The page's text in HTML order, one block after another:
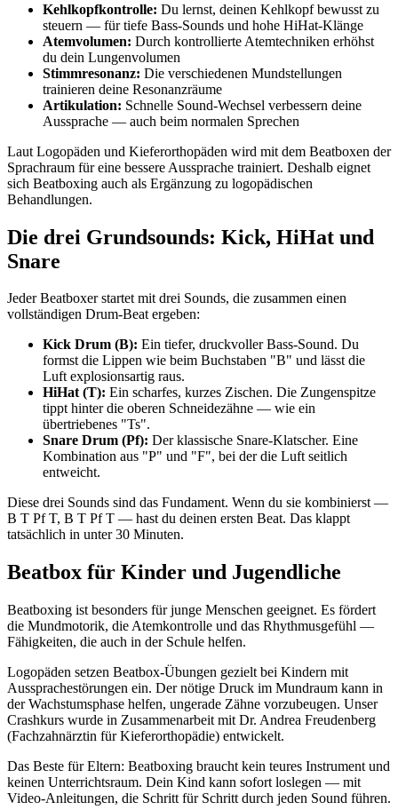
Kehlkopfkontrolle: Du lernst, deinen Kehlkopf bewusst zu
steuern — für tiefe Bass-Sounds und hohe HiHat-Klänge
Atemvolumen: Durch kontrollierte Atemtechniken erhöhst
du dein Lungenvolumen
Stimmresonanz: Die verschiedenen Mundstellungen
trainieren deine Resonanzräume
Artikulation: Schnelle Sound-Wechsel verbessern deine
Aussprache — auch beim normalen Sprechen
Laut Logopäden und Kieferorthopäden wird mit dem Beatboxen der
Sprachraum für eine bessere Aussprache trainiert. Deshalb eignet
sich Beatboxing auch als Ergänzung zu logopädischen
Behandlungen.
Die drei Grundsounds: Kick, HiHat und
Snare
Jeder Beatboxer startet mit drei Sounds, die zusammen einen
vollständigen Drum-Beat ergeben:
Kick Drum (B): Ein tiefer, druckvoller Bass-Sound. Du
formst die Lippen wie beim Buchstaben "B" und lässt die
Luft explosionsartig raus.
HiHat (T): Ein scharfes, kurzes Zischen. Die Zungenspitze
tippt hinter die oberen Schneidezähne — wie ein
übertriebenes "Ts".
Snare Drum (Pf): Der klassische Snare-Klatscher. Eine
Kombination aus "P" und "F", bei der die Luft seitlich
entweicht.
Diese drei Sounds sind das Fundament. Wenn du sie kombinierst —
B T Pf T, B T Pf T — hast du deinen ersten Beat. Das klappt
tatsächlich in unter 30 Minuten.
Beatbox für Kinder und Jugendliche
Beatboxing ist besonders für junge Menschen geeignet. Es fördert
die Mundmotorik, die Atemkontrolle und das Rhythmusgefühl —
Fähigkeiten, die auch in der Schule helfen.
Logopäden setzen Beatbox-Übungen gezielt bei Kindern mit
Aussprachestörungen ein. Der nötige Druck im Mundraum kann in
der Wachstumsphase helfen, ungerade Zähne vorzubeugen. Unser
Crashkurs wurde in Zusammenarbeit mit Dr. Andrea Freudenberg
(Fachzahnärztin für Kieferorthopädie) entwickelt.
Das Beste für Eltern: Beatboxing braucht kein teures Instrument und
keinen Unterrichtsraum. Dein Kind kann sofort loslegen — mit
Video-Anleitungen, die Schritt für Schritt durch jeden Sound führen.